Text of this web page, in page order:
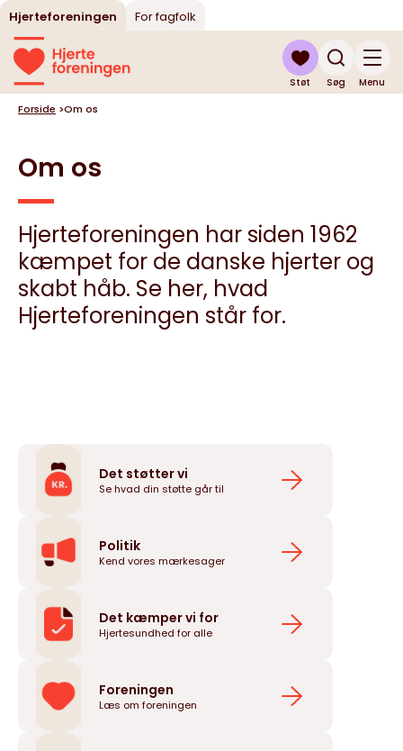
Hjerteforeningen For fagfolk
Søg
Støt Menu
Forside >Om os
Om os
Hjerteforeningen har siden 1962
kæmpet for de danske hjerter og
skabt håb. Se her, hvad
Hjerteforeningen står for.
Det støtter vi
Se hvad din støtte går til
Politik
Kend vores mærkesager
Det kæmper vi for
Hjertesundhed for alle
Foreningen
Læs om foreningen